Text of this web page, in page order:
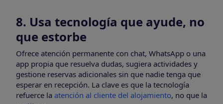
8. Usa tecnología que ayude, no
que estorbe
Ofrece atención permanente con chat, WhatsApp o una
app propia que resuelva dudas, sugiera actividades y
gestione reservas adicionales sin que nadie tenga que
esperar en recepción. La clave es que la tecnología
refuerce la atención al cliente del alojamiento, no que la